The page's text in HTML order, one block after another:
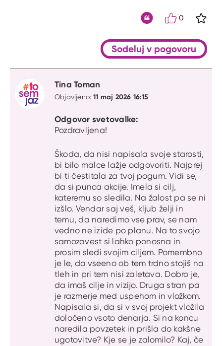
0
Sodeluj v pogovoru
Tina Toman
Objavljeno:11 maj 2026 16:15
Odgovor svetovalke:
Pozdravljena!
Škoda, da nisi napisala svoje starosti,
bi bilo malce lažje odgovoriti. Najprej
bi ti čestitala za tvoj pogum. Vidi se,
da si punca akcije. Imela si cilj,
kateremu so sledila. Na žalost pa se ni
izšlo. Vendar saj veš, kljub želji in
temu, da naredimo vse prav, se nam
vedno ne izide po planu. Na to svojo
samozavest si lahko ponosna in
prosim sledi svojim ciljem. Pomembno
je le, da vseeno ob tem trdno stojiš na
tleh in pri tem nisi zaletava. Dobro je,
da imaš cilje in vizijo. Druga stran pa
je razmerje med uspehom in vložkom.
Napisala si, da si v svoj projekt vložila
določeno vsoto denarja. Si na koncu
naredila povzetek in prišla do kakšne
ugotovitve? Kje se je zalomilo? Kaj, če